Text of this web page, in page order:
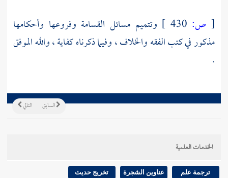
[ ص:
وتتميم مسائل القسامة وفروعها وأحكامها
مذكور في كتب الفقه والخلاف ، وفيما ذكرناه كفاية ، والله الموفق
.
التالي السابق
الخدمات العلمية
ترجمة علم عناوين الشجرة تخريج حديث